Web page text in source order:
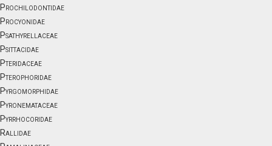
Prochilodontidae
Procyonidae
Psathyrellaceae
Psittacidae
Pteridaceae
Pterophoridae
Pyrgomorphidae
Pyronemataceae
Pyrrhocoridae
Rallidae